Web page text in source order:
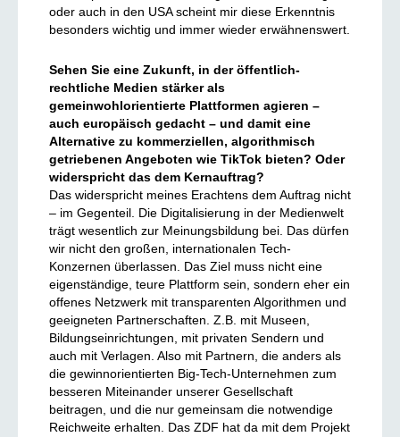
oder auch in den USA scheint mir diese Erkenntnis
besonders wichtig und immer wieder erwähnenswert.
Sehen Sie eine Zukunft, in der öffentlich-
rechtliche Medien stärker als
gemeinwohlorientierte Plattformen agieren –
auch europäisch gedacht – und damit eine
Alternative zu kommerziellen, algorithmisch
getriebenen Angeboten wie TikTok bieten? Oder
widerspricht das dem Kernauftrag?
Das widerspricht meines Erachtens dem Auftrag nicht
– im Gegenteil. Die Digitalisierung in der Medienwelt
trägt wesentlich zur Meinungsbildung bei. Das dürfen
wir nicht den großen, internationalen Tech-
Konzernen überlassen. Das Ziel muss nicht eine
eigenständige, teure Plattform sein, sondern eher ein
offenes Netzwerk mit transparenten Algorithmen und
geeigneten Partnerschaften. Z.B. mit Museen,
Bildungseinrichtungen, mit privaten Sendern und
auch mit Verlagen. Also mit Partnern, die anders als
die gewinnorientierten Big-Tech-Unternehmen zum
besseren Miteinander unserer Gesellschaft
beitragen, und die nur gemeinsam die notwendige
Reichweite erhalten. Das ZDF hat da mit dem Projekt